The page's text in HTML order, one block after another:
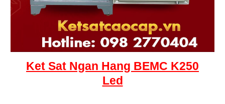
Ket Sat Ngan Hang BEMC K250
Led